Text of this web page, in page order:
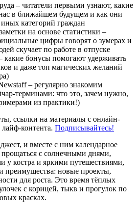
– читатели первыми узнают, какие
в ближайшем будущем и как они
иных категорий граждан
на основе статистики –
цифры говорят о зумерах и
скучает по работе в отпуске
бонусы помогают удерживать
и даже топ магических желаний
– регулярно знакомим
терминами: что это, зачем нужно,
из практики!)
ссылки на материалы с онлайн-
контента. Подписывайтесь!
и вместе с ним календарное
с солнечными днями,
у костра и яркими путешествиями,
преимущества: новые проекты,
для роста. Это время тёплых
с корицей, тыкв и прогулок по
красках.